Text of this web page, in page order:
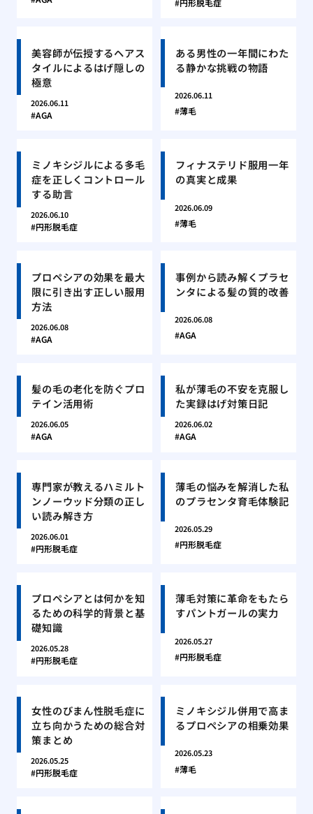
円形脱毛症
美容師が伝授するヘアス
タイルによるはげ隠しの
極意
2026.06.11
AGA
ある男性の一年間にわた
る静かな挑戦の物語
2026.06.11
薄毛
ミノキシジルによる多毛
症を正しくコントロール
する助言
2026.06.10
円形脱毛症
フィナステリド服用一年
の真実と成果
2026.06.09
薄毛
プロペシアの効果を最大
限に引き出す正しい服用
方法
2026.06.08
AGA
事例から読み解くプラセ
ンタによる髪の質的改善
2026.06.08
AGA
髪の毛の老化を防ぐプロ
テイン活用術
2026.06.05
AGA
私が薄毛の不安を克服し
た実録はげ対策日記
2026.06.02
AGA
専門家が教えるハミルト
ンノーウッド分類の正し
い読み解き方
2026.06.01
円形脱毛症
薄毛の悩みを解消した私
のプラセンタ育毛体験記
2026.05.29
円形脱毛症
プロペシアとは何かを知
るための科学的背景と基
礎知識
2026.05.28
円形脱毛症
薄毛対策に革命をもたら
すパントガールの実力
2026.05.27
円形脱毛症
女性のびまん性脱毛症に
立ち向かうための総合対
策まとめ
2026.05.25
円形脱毛症
ミノキシジル併用で高ま
るプロペシアの相乗効果
2026.05.23
薄毛